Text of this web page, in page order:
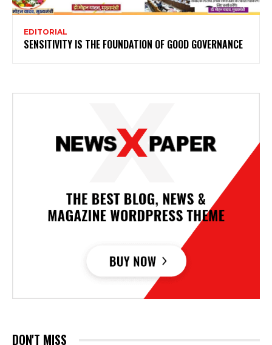
EDITORIAL
SENSITIVITY IS THE FOUNDATION OF GOOD GOVERNANCE
DON'T MISS